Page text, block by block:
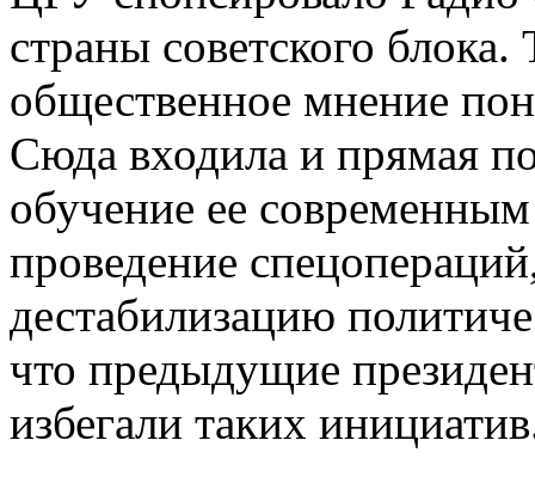
страны советского блока.
общественное мнение
Сюда входила и прямая
обучение ее
проведение
дестабилизацию
что предыдущие
избегали таких